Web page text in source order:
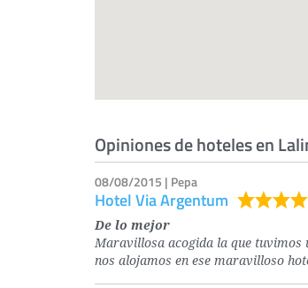
Opiniones de hoteles en
08/08/2015 | Pepa
Hotel Via Argentum
De lo mejor
Maravillosa acogida la que tuvimos
nos alojamos en ese maravilloso